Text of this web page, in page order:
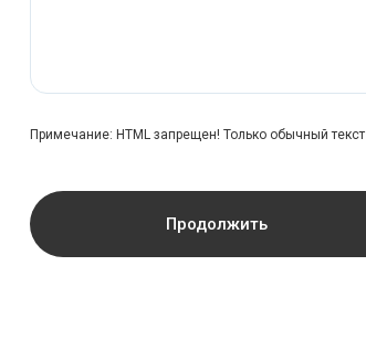
Примечание: HTML запрещен! Только обычный текст
Продолжить